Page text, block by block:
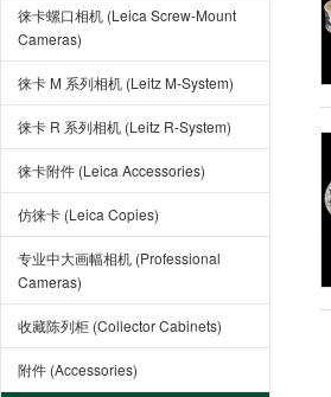
徕卡螺口相机 (Leica Screw-Mount
Cameras)
徕卡 M 系列相机 (Leitz M-System)
徕卡 R 系列相机 (Leitz R-System)
徕卡附件 (Leica Accessories)
仿徕卡 (Leica Copies)
专业中大画幅相机 (Professional
Cameras)
收藏陈列柜 (Collector Cabinets)
附件 (Accessories)